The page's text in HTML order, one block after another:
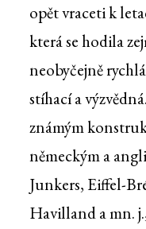
opět vraceti k
která se hodila
neobyčejně
stíhací a
známým
německým a
Junkers, Eiffel-
Havilland a mn.